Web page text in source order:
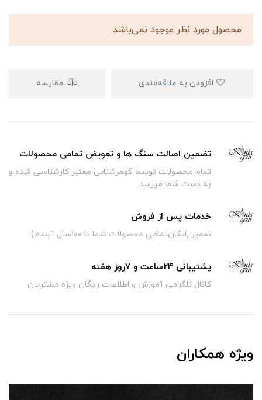
محصول مورد نظر موجود نمی‌باشد.
مقایسه
تضمین اصالت سنگ ها و تعویض تمامی محصولات
تمام محصولات توسط گوهرشناس معتبر کارشناسی شده و
به دست شما میرسد
خدمات پس از فروش
تعمیر رایگان‌تمامی محصولات شما تا ۱۰۰سال آینده:)
پشتیبانی ۲۴ساعت و ۷روز هفته
کانال تلگرامی آموزش و اطلاعات رایگان ویژه مشتریان
ویژه همکاران